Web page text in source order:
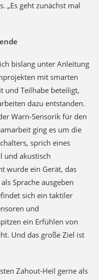
dass mit solchen
wird, dass nicht
bislang unter Anleitung
mit smarten
und Teilhabe beteiligt,
dazu entstanden.
Warn-Sensorik für den
ging es um die
sprich eines
und akustisch
wurde ein Gerät, das
Sprache ausgeben
sich ein taktiler
und
ein Erfühlen von